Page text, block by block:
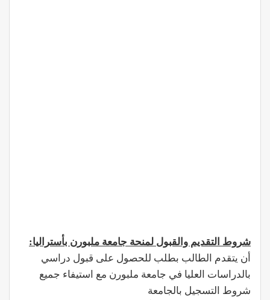
شروط التقديم والقبول لمنحة جامعة ملبورن بأستراليا:
أن يتقدم الطالب بطلب للحصول على قبول دراسي
بالدراسات العليا في جامعة ملبورن مع استيفاء جميع
شروط التسجيل بالجامعة